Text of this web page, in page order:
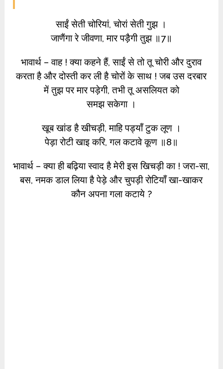
साईं सेती चोरियां, चोरां सेती गुझ ।
जाणैंगा रे जीवणा, मार पड़ैगी तुझ ॥7॥
भावार्थ – वाह ! क्या कहने हैं, साईं से तो तू चोरी और दुराव
करता है और दोस्ती कर ली है चोरों के साथ ! जब उस दरबार
में तुझ पर मार पड़ेगी, तभी तू असलियत को
समझ सकेगा ।
खूब खांड है खीचड़ी, माहि पड्याँ टुक लूण ।
पेड़ा रोटी खाइ करि, गल कटावे कूण ॥8॥
भावार्थ – क्या ही बढ़िया स्वाद है मेरी इस खिचड़ी का ! जरा-सा,
बस, नमक डाल लिया है पेड़े और चुपड़ी रोटियाँ खा-खाकर
कौन अपना गला कटाये ?